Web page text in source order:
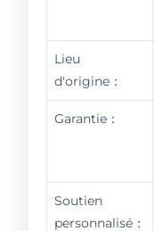
Lieu
d'origine：
Garantie：
Soutien
personnalisé：